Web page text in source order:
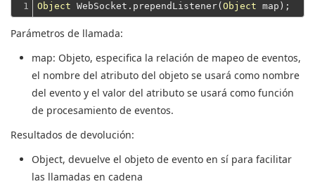
1 Object WebSocket.prependListener( Object
Parámetros de llamada:
map: Objeto, especifica la relación de mapeo de eventos,
el nombre del atributo del objeto se usará como nombre
del evento y el valor del atributo se usará como función
de procesamiento de eventos.
Resultados de devolución:
Object, devuelve el objeto de evento en sí para facilitar
las llamadas en cadena